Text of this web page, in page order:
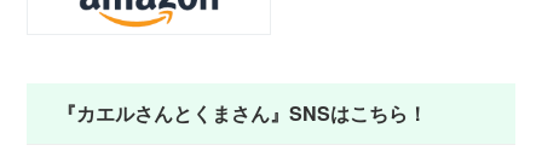
『カエルさんとくまさん』SNSはこちら！